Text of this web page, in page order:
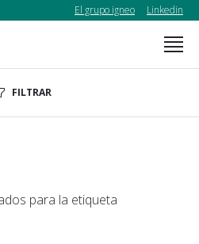
El grupo igneo Linkedin
FILTRAR
para la etiqueta